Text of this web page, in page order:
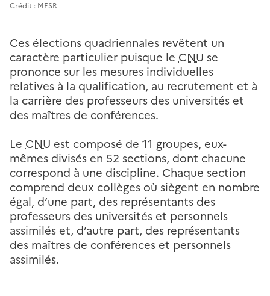
Crédit : MESR
Ces élections quadriennales revêtent un
caractère particulier puisque le CNU se
prononce sur les mesures individuelles
relatives à la qualification, au recrutement et à
la carrière des professeurs des universités et
des maîtres de conférences.
Le CNU est composé de 11 groupes, eux-
mêmes divisés en 52 sections, dont chacune
correspond à une discipline. Chaque section
comprend deux collèges où siègent en nombre
égal, d’une part, des représentants des
professeurs des universités et personnels
assimilés et, d’autre part, des représentants
des maîtres de conférences et personnels
assimilés.